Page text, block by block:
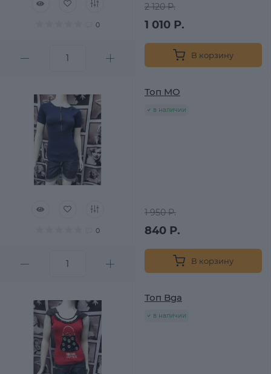
0
2 120 Р.
1 010 Р.
В корзину
0
Топ MO
в наличии
1 950 Р.
840 Р.
В корзину
Топ Bga
в наличии